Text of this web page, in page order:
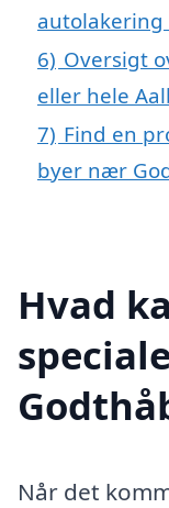
autolakering
6) Oversigt
eller hele
7) Find en
byer nær
Hvad
Når det